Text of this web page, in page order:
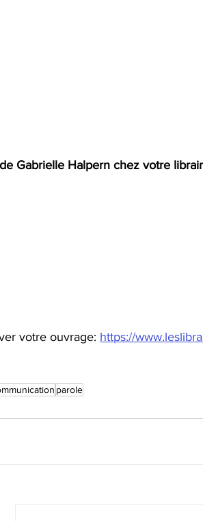
Gabrielle Halpern chez votre
votre ouvrage: https://
parole